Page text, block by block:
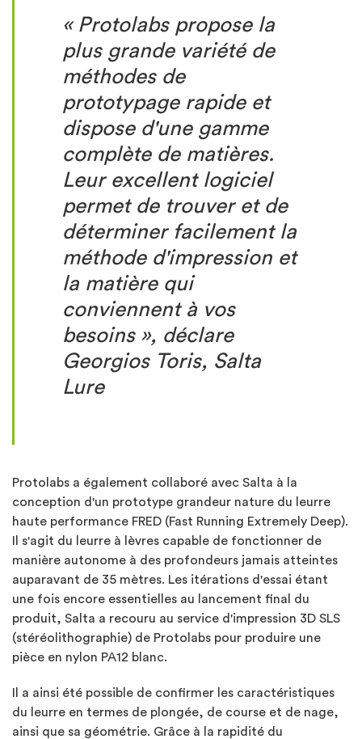
« Protolabs propose la
plus grande variété de
méthodes de
prototypage rapide et
dispose d'une gamme
complète de matières.
Leur excellent logiciel
permet de trouver et de
déterminer facilement la
méthode d'impression et
la matière qui
conviennent à vos
besoins », déclare
Georgios Toris, Salta
Lure
Protolabs a également collaboré avec Salta à la
conception d'un prototype grandeur nature du leurre
haute performance FRED (Fast Running Extremely Deep).
Il s'agit du leurre à lèvres capable de fonctionner de
manière autonome à des profondeurs jamais atteintes
auparavant de 35 mètres. Les itérations d'essai étant
une fois encore essentielles au lancement final du
produit, Salta a recouru au service d'impression 3D SLS
(stéréolithographie) de Protolabs pour produire une
pièce en nylon PA12 blanc.
Il a ainsi été possible de confirmer les caractéristiques
du leurre en termes de plongée, de course et de nage,
ainsi que sa géométrie. Grâce à la rapidité du